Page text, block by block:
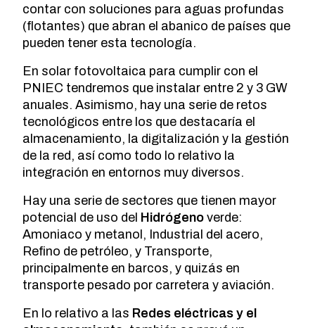
contar con soluciones para aguas profundas
(flotantes) que abran el abanico de países que
pueden tener esta tecnología.
En solar fotovoltaica para cumplir con el
PNIEC tendremos que instalar entre 2 y 3 GW
anuales. Asimismo, hay una serie de retos
tecnológicos entre los que destacaría el
almacenamiento, la digitalización y la gestión
de la red, así como todo lo relativo la
integración en entornos muy diversos.
Hay una serie de sectores que tienen mayor
potencial de uso del Hidrógeno verde:
Amoniaco y metanol, Industrial del acero,
Refino de petróleo, y Transporte,
principalmente en barcos, y quizás en
transporte pesado por carretera y aviación.
En lo relativo a las Redes eléctricas y el